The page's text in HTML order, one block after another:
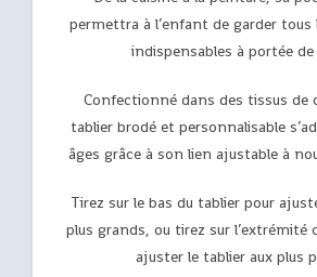
permettra à l’enfant de garder tous
indispensables à portée
Confectionné dans des tissus de
tablier brodé et personnalisable
âges grâce à son lien ajustable à
Tirez sur le bas du tablier pour
plus grands, ou tirez sur l’extrémité
ajuster le tablier aux plus